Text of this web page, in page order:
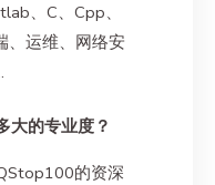
、C、Cpp、
、运维、网络安
大的专业度？
的资深